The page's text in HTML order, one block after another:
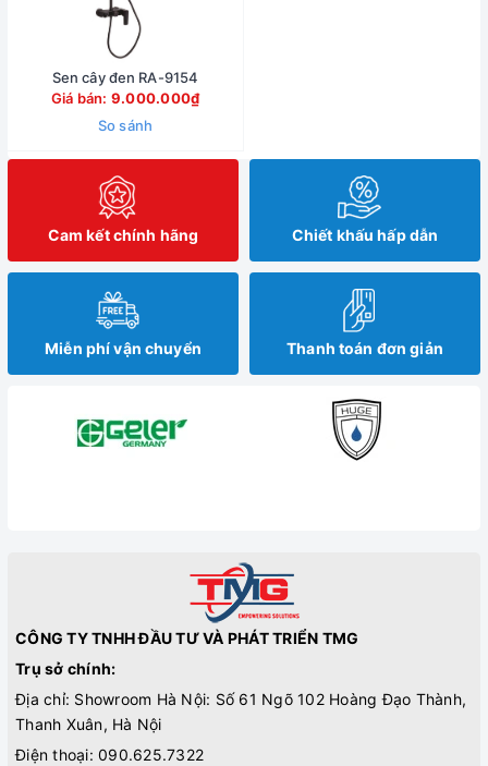
Sen cây đen RA-9154
Giá bán: 9.000.000₫
So sánh
Cam kết chính hãng Chiết khấu hấp dẫn
Miễn phí vận chuyển Thanh toán đơn giản
CÔNG TY TNHH ĐẦU TƯ VÀ PHÁT TRIỂN TMG
Trụ sở chính:
Địa chỉ: Showroom Hà Nội: Số 61 Ngõ 102 Hoàng Đạo Thành,
Thanh Xuân, Hà Nội
Điện thoại: 090.625.7322